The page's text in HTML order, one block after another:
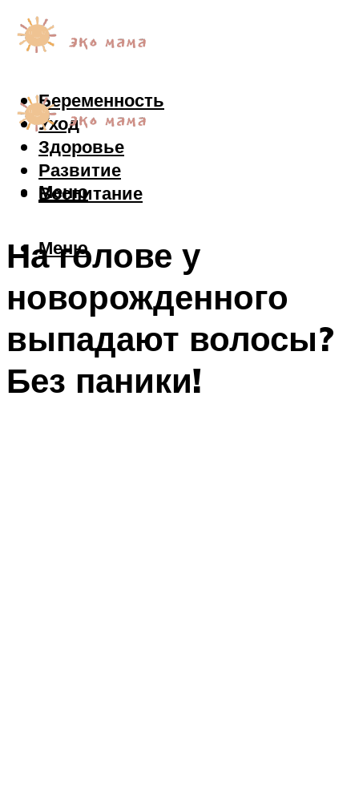
Беременность
Уход
Здоровье
Развитие
Воспитание
Меню
Меню
На голове у
новорожденного
выпадают волосы?
Без паники!